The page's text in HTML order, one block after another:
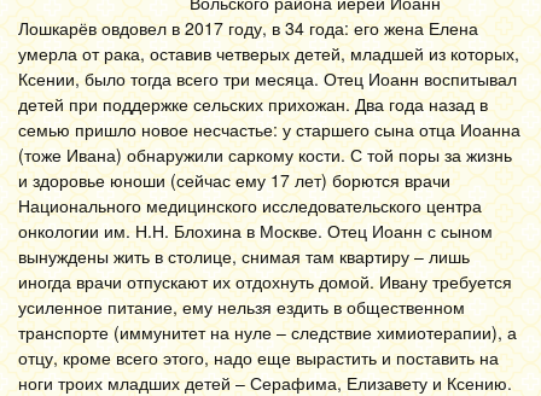
Лошкарёв овдовел в 2017 году, в 34 года: его жена Елена
умерла от рака, оставив четверых детей, младшей из которых,
Ксении, было тогда всего три месяца. Отец Иоанн воспитывал
детей при поддержке сельских прихожан. Два года назад в
семью пришло новое несчастье: у старшего сына отца Иоанна
(тоже Ивана) обнаружили саркому кости. С той поры за жизнь
и здоровье юноши (сейчас ему 17 лет) борются врачи
Национального медицинского исследовательского центра
онкологии им. Н.Н. Блохина в Москве. Отец Иоанн с сыном
вынуждены жить в столице, снимая там квартиру – лишь
иногда врачи отпускают их отдохнуть домой. Ивану требуется
усиленное питание, ему нельзя ездить в общественном
транспорте (иммунитет на нуле – следствие химиотерапии), а
отцу, кроме всего этого, надо еще вырастить и поставить на
ноги троих младших детей – Серафима, Елизавету и Ксению.